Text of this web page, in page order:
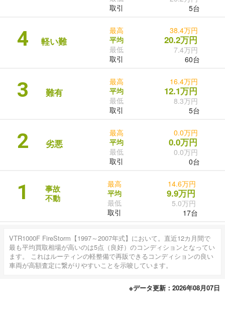
取引
5台
4 軽い難
最高
平均
最低
取引
38.4万円
20.2万円
7.4万円
60台
3 難有
最高
平均
最低
取引
16.4万円
12.1万円
8.3万円
5台
2 劣悪
最高
平均
最低
取引
0.0万円
0.0万円
0.0万円
0台
1
事故
不動
最高
平均
最低
取引
14.6万円
9.9万円
5.0万円
17台
VTR1000F FireStorm【1997～2007年式】において。直近12カ月間で
最も平均買取相場が高いのは5点（良好）のコンディションとなってい
ます。 これはルーティンの軽整備で再販できるコンディションの良い
車両が高額査定に繋がりやすいことを示唆しています。
※データ更新：2026年08月07日